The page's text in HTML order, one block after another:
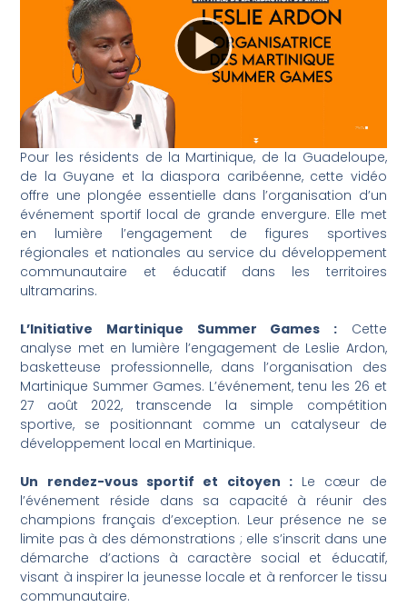
Pour les résidents de la Martinique, de la Guadeloupe,
de la Guyane et la diaspora caribéenne, cette vidéo
offre une plongée essentielle dans l’organisation d’un
événement sportif local de grande envergure. Elle met
en lumière l’engagement de figures sportives
régionales et nationales au service du développement
communautaire et éducatif dans les territoires
ultramarins.
L’Initiative Martinique Summer Games :Cette
analyse met en lumière l’engagement de Leslie Ardon,
basketteuse professionnelle, dans l’organisation des
Martinique Summer Games. L’événement, tenu les 26 et
27 août 2022, transcende la simple compétition
sportive, se positionnant comme un catalyseur de
développement local en Martinique.
Un rendez-vous sportif et citoyen :Le cœur de
l’événement réside dans sa capacité à réunir des
champions français d’exception. Leur présence ne se
limite pas à des démonstrations ; elle s’inscrit dans une
démarche d’actions à caractère social et éducatif,
visant à inspirer la jeunesse locale et à renforcer le tissu
communautaire.